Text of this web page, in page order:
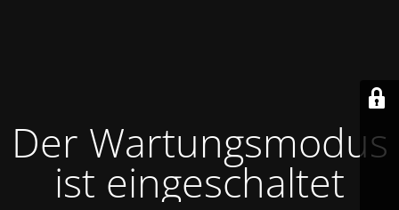
Der Wartungsmodus
ist eingeschaltet